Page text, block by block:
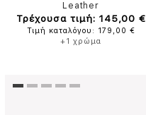
Leather
Τρέχουσα τιμή: 145,00 €
Τιμή καταλόγου: 179,00 €
+1 χρώμα